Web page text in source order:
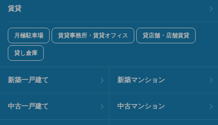
賃貸
月極駐車場 賃貸事務所・賃貸オフィス 貸店舗・店舗賃貸
貸し倉庫
新築一戸建て 新築マンション
中古一戸建て 中古マンション